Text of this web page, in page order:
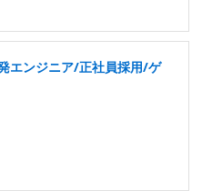
エンジニア/正社員採用/ゲ